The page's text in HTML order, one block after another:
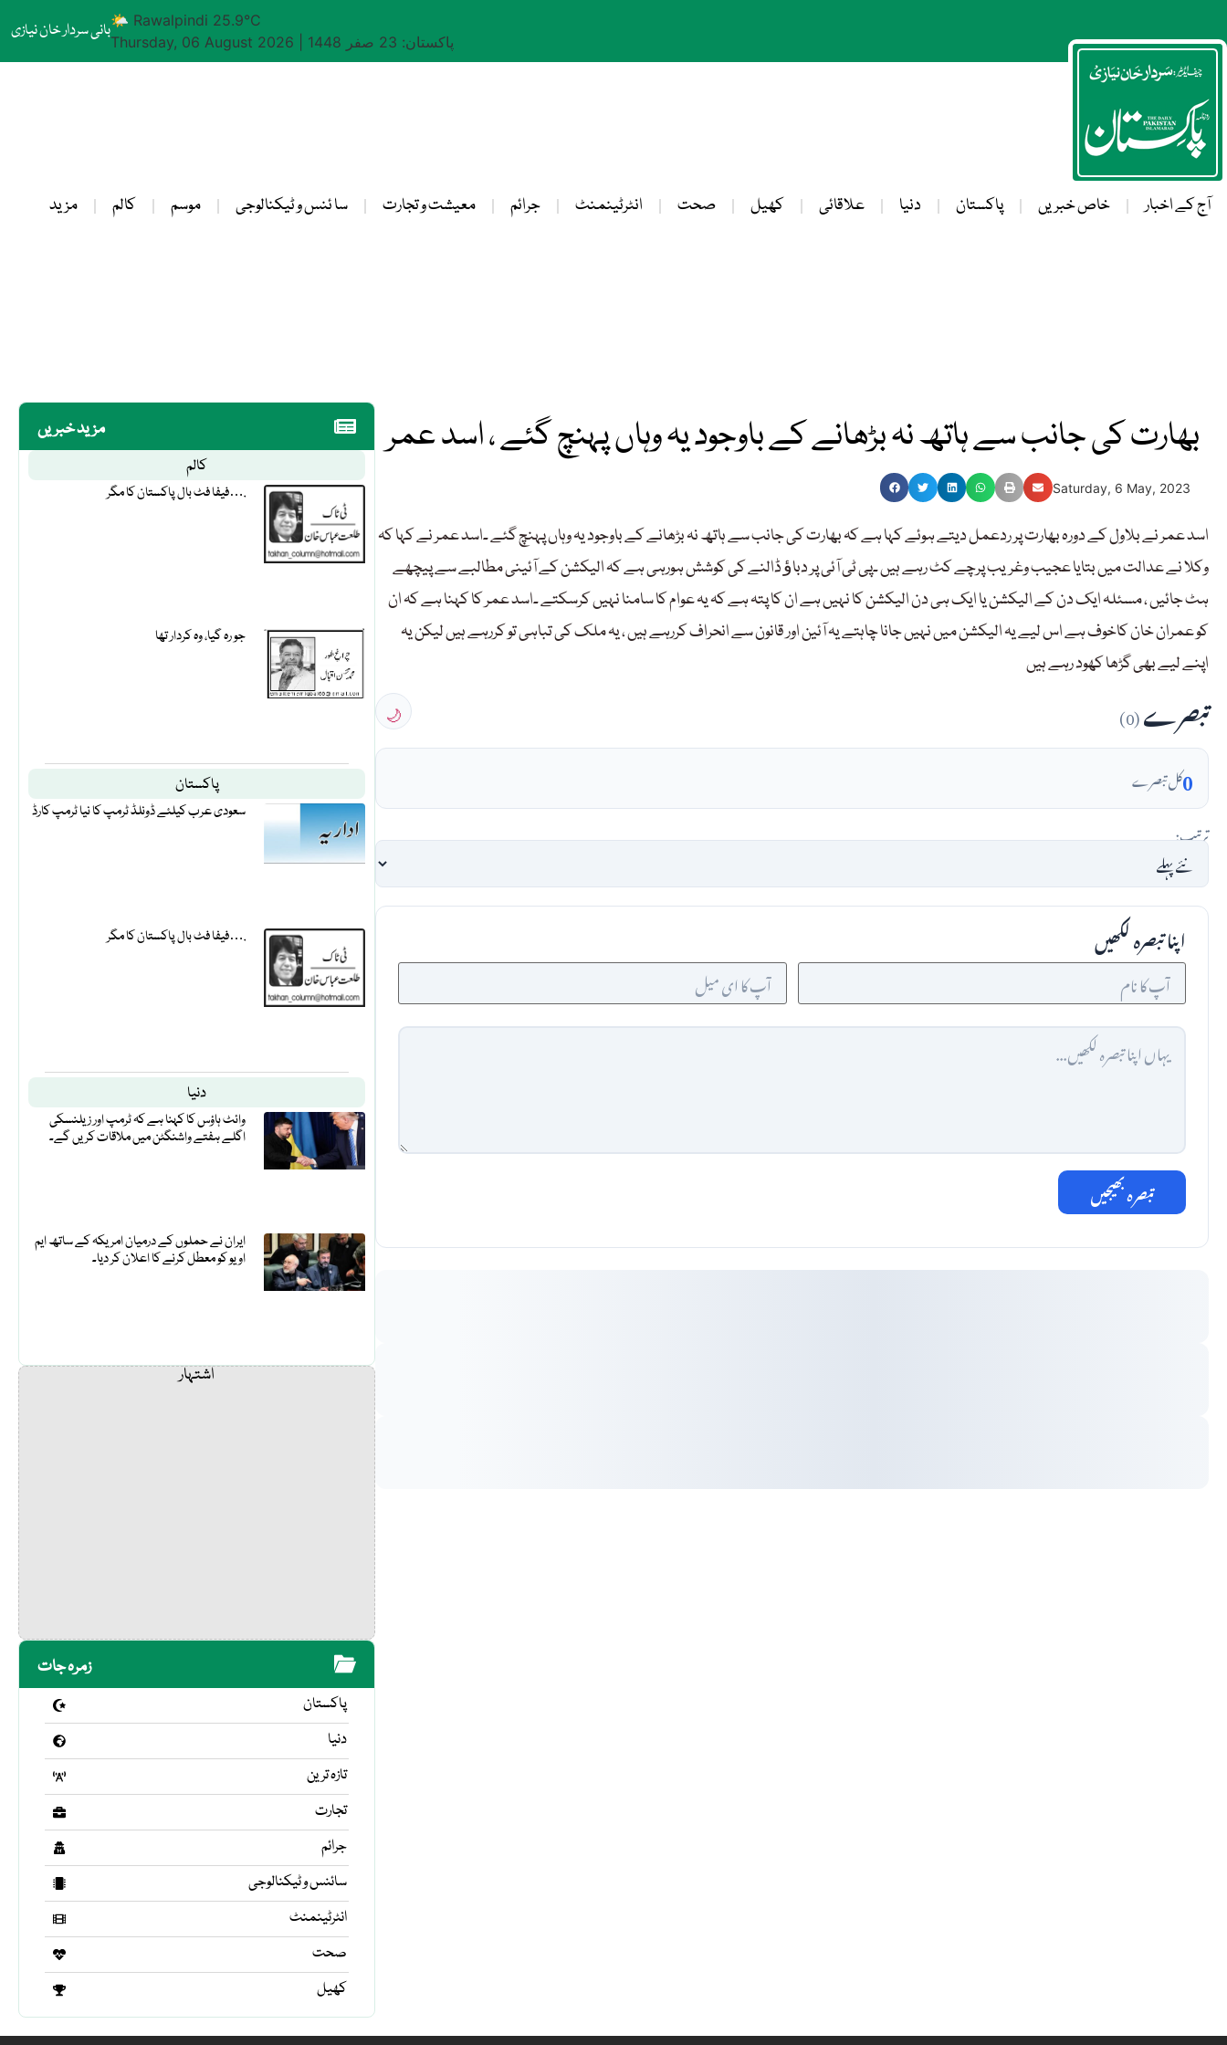
بانی سردار خان نیازی🌤 Rawalpindi 25.9°C
Thursday, 06 August 2026
پاکستان: 23 صفر 1448
آج کے اخبار خاص خبریں پاکستان دنیا علاقائی کھیل صحت انٹرٹینمنٹ جرائم معیشت و تجارت سا ئنس و ٹیکنالوجی موسم کالم مزید
مزید خبریں
کالم
فیفا فٹ بال پاکستان کا مگر….
جو رہ گیا، وہ کردار تھا
پاکستان
سعودی عرب کیلئے ڈونلڈ ٹرمپ کا نیا ٹرمپ کارڈ
فیفا فٹ بال پاکستان کا مگر….
دنیا
وائٹ ہاؤس کا کہنا ہے کہ ٹرمپ اور زیلنسکی
اگلے ہفتے واشنگٹن میں ملاقات کریں گے۔
ایران نے حملوں کے درمیان امریکہ کے ساتھ ایم
او یو کو معطل کرنے کا اعلان کر دیا۔
اشتہار
زمرہ جات
پاکستان
دنیا
تازہ ترین
تجارت
جرائم
سائنس و ٹیکنالوجی
انٹرٹینمنٹ
صحت
کھیل
بھارت کی جانب سے ہاتھ نہ بڑھانے کے باوجود یہ وہاں پہنچ گئے ، اسد عمر
Saturday, 6 May, 2023
اسد عمر نے بلاول کے دورہ بھارت پر ردعمل دیتے ہوئے کہا ہے کہ بھارت کی جانب سے ہاتھ نہ بڑھانے کے باوجود یہ وہاں پہنچ گئے ۔اسد عمر نے کہا کہ
وکلا نے عدالت میں بتایا عجیب وغریب پرچے کٹ رہے ہیں ۔پی ٹی آئی پر دباﺅ ڈالنے کی کوشش ہورہی ہے کہ الیکشن کے آئینی مطالبے سے پیچھے
ہٹ جائیں ، مسئلہ ایک دن کے الیکشن یا ایک ہی دن الیکشن کا نہیں ہے ان کا پتہ ہے کہ یہ عوام کا سامنا نہیں کرسکتے ۔اسد عمر کا کہنا ہے کہ ان
کو عمران خان کاخوف ہے اس لیے یہ الیکشن میں نہیں جانا چاہتے یہ آئین اور قانون سے انحراف کررہے ہیں ، یہ ملک کی تباہی تو کررہے ہیں لیکن یہ
اپنے لیے بھی گڑھا کھود رہے ہیں
تبصرے(0)
🌙
0کل تبصرے
ترتیب:
اپنا تبصرہ لکھیں
تبصرہ بھیجیں